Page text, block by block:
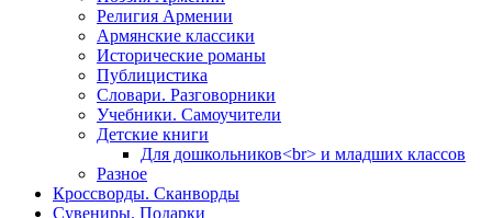
Религия Армении
Армянские классики
Исторические романы
Публицистика
Словари. Разговорники
Учебники. Самоучители
Детские книги
Для дошкольников<br> и младших классов
Разное
Кроссворды. Сканворды
Сувениры. Подарки